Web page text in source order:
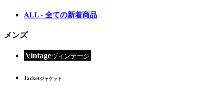
ALL - 全ての新着商品
メンズ
Vintageヴィンテージ
Jacketジャケット